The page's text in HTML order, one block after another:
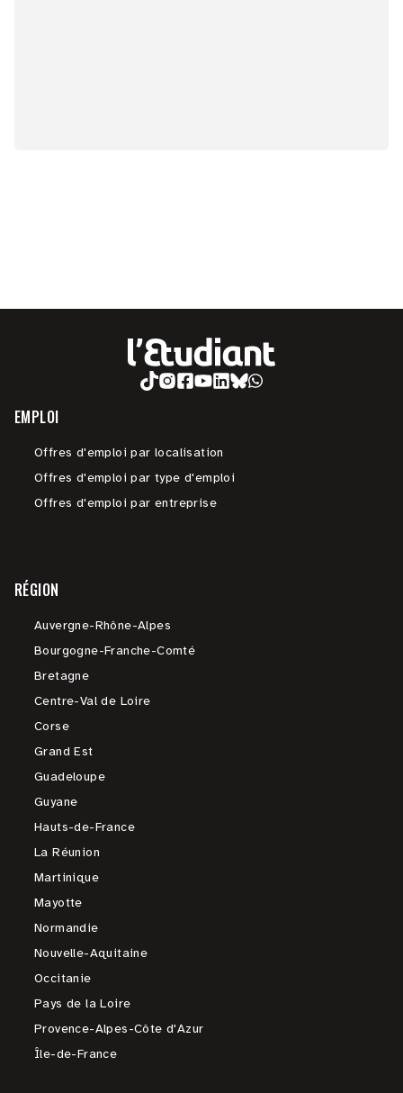
EMPLOI
Offres d'emploi par localisation
Offres d'emploi par type d'emploi
Offres d'emploi par entreprise
RÉGION
Auvergne-Rhône-Alpes
Bourgogne-Franche-Comté
Bretagne
Centre-Val de Loire
Corse
Grand Est
Guadeloupe
Guyane
Hauts-de-France
La Réunion
Martinique
Mayotte
Normandie
Nouvelle-Aquitaine
Occitanie
Pays de la Loire
Provence-Alpes-Côte d'Azur
Île-de-France